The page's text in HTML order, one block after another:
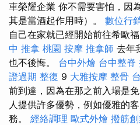
車榮耀企業 你不需要害怕，因
其是當酒起作用時）。 數位行
自己在家就已經開始前往希歐福
中 推拿 桃園 按摩 推拿師 去年
也不後悔。 台中外燴 台中整脊
證過期 整復 9 大雅按摩 整骨
前到達，因為在那之前入場是
人提供許多優勢，例如優雅的
務。 經絡調理 歐式外燴 撥筋